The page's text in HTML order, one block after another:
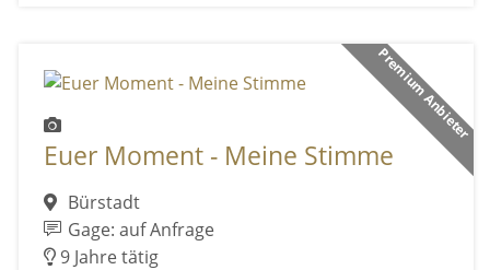
Premium Anbieter
Euer Moment - Meine Stimme
Bürstadt
Gage: auf Anfrage
9 Jahre tätig